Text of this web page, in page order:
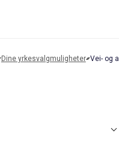
Dine yrkesvalgmuligheter Vei- og